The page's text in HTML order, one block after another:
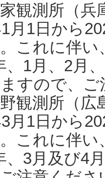
観測所（
月1日から
これに伴い
、1月、2月
すので、
観測所（
月1日から
これに伴い
、3月及び4